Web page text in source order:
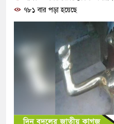
৭৮১ বার পড়া হয়েছে